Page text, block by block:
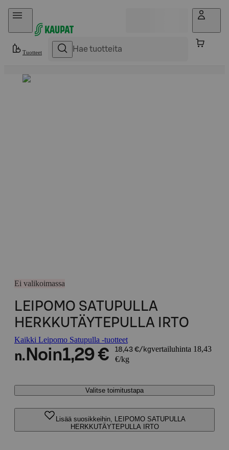
Hyppää sisältöön
Tuotteet
Ei valikoimassa
LEIPOMO SATUPULLA
HERKKUTÄYTEPULLA IRTO
Kaikki Leipomo Satupulla -tuotteet
n. Noin1,29 € 18,43 €/kgvertailuhinta 18,43
€/kg
Valitse toimitustapa
Lisää suosikkeihin, LEIPOMO SATUPULLA
HERKKUTÄYTEPULLA IRTO